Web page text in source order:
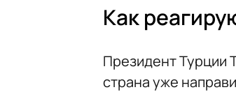
Как
Президент Турции
страна уже